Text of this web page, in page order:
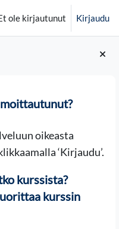
ole kirjautunut Kirjaudu
oikeasta
‘Kirjaudu’.
kurssista?
kurssin